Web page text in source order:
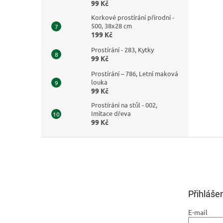
99 Kč
Korkové prostírání přírodní -
500, 38x28 cm
199 Kč
Prostírání - 283, Kytky
99 Kč
Prostírání – 786, Letní maková
louka
99 Kč
Prostírání na stůl - 002,
Imitace dřeva
99 Kč
E-mail